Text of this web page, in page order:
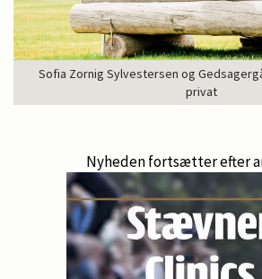
Sofia Zornig Sylvestersen og
privat
Nyheden fortsætter efter